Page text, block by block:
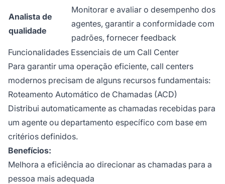
Analista de
qualidade
Monitorar e avaliar o desempenho dos
agentes, garantir a conformidade com
padrões, fornecer feedback
Funcionalidades Essenciais de um Call Center
Para garantir uma operação eficiente, call centers
modernos precisam de alguns recursos fundamentais:
Roteamento Automático de Chamadas (ACD)
Distribui automaticamente as chamadas recebidas para
um agente ou departamento específico com base em
critérios definidos.
Benefícios:
Melhora a eficiência ao direcionar as chamadas para a
pessoa mais adequada